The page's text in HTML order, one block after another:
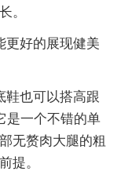
。
更好的展现健美
鞋也可以搭高跟
是一个不错的单
无赘肉大腿的粗
提。